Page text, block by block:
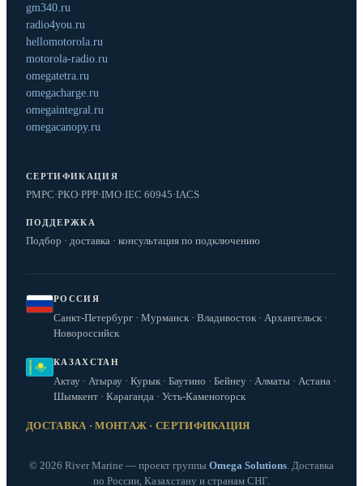
gm340.ru
radio4you.ru
hellomotorola.ru
motorola-radio.ru
omegatetra.ru
omegacharge.ru
omegaintegral.ru
omegacanopy.ru
СЕРТИФИКАЦИЯ
РМРС·РКО·РРР·IMO·IEC 60945·IACS
ПОДДЕРЖКА
Подбор · доставка · консультация по подключению
РОССИЯ
Санкт-Петербург · Мурманск · Владивосток · Архангельск ·
Новороссийск
КАЗАХСТАН
Актау · Атырау · Курык · Баутино · Бейнеу · Алматы · Астана ·
Шымкент · Караганда · Усть-Каменогорск
ДОСТАВКА · МОНТАЖ · СЕРТИФИКАЦИЯ
© 2026 River Marine — проект группы Omega Solutions. Доставка
по России, Казахстану и странам СНГ.